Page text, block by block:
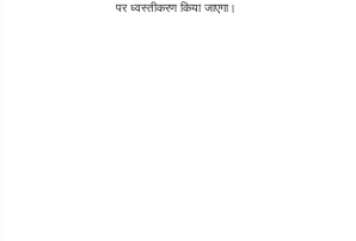
पर ध्वस्तीकरण किया जाएगा।